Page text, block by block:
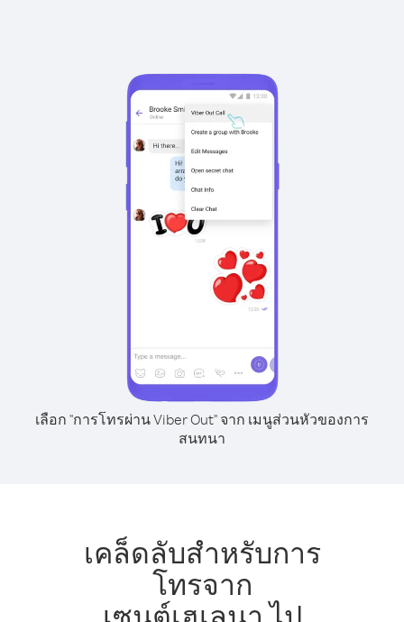
เลือก "การโทรผ่าน Viber Out" จาก เมนูส่วนหัวของการ
สนทนา
เคล็ดลับสำหรับการ
โทรจาก